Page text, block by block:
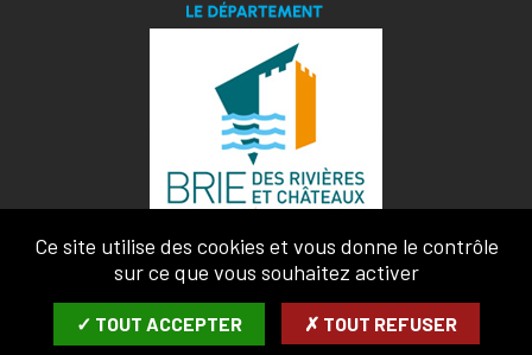
MENTIONS LÉGALES
Ce site utilise des cookies et vous donne le contrôle
sur ce que vous souhaitez activer
✓ TOUT ACCEPTER ✗ TOUT REFUSER